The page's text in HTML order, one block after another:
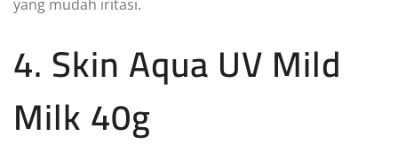
yang mudah iritasi.
4. Skin Aqua UV Mild
Milk 40g